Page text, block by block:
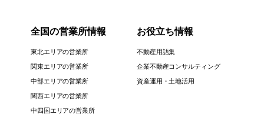
全国の営業所情報
東北エリアの営業所
関東エリアの営業所
中部エリアの営業所
関西エリアの営業所
中四国エリアの営業所
お役立ち情報
不動産用語集
企業不動産コンサルティング
資産運用・土地活用